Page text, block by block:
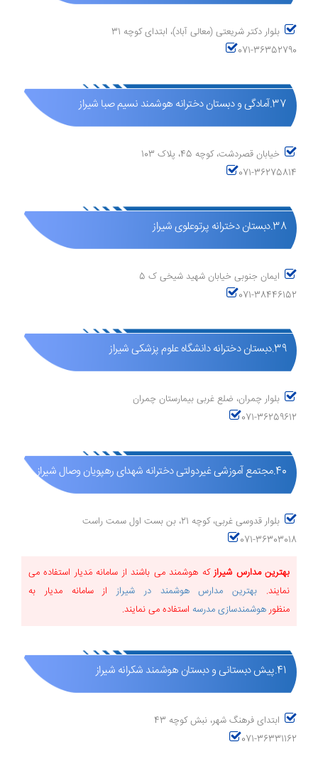
بلوار دکتر شریعتی (معالی آباد)، ابتدای کوچه 31
071-36352790
37.آمادگی و دبستان دخترانه هوشمند نسیم صبا شیراز
خیابان قصردشت، کوچه 45، پلاک 103
071-36275814
38.دبستان دخترانه پرتوعلوی شیراز
ایمان جنوبی خیابان شهید شیخی ک 5
071-38446152
39.دبستان دخترانه دانشگاه علوم پزشکی شیراز
بلوار چمران، ضلع غربی بیمارستان چمران
071-36259612
40.مجتمع آموزشی غیردولتی دخترانه شهدای رهپویان وصال شیراز
بلوار قدوسی غربی، کوچه 21، بن بست اول سمت راست
071-36303018
بهترین مدارس شیرازکه هوشمند می باشند از سامانه مَدیار استفاده می
نمایند. بهترین مدارس هوشمند در شیراز از سامانه مدیار به
منظور هوشمندسازی مدرسه استفاده می نمایند.
41.پیش دبستانی و دبستان هوشمند شکرانه شیراز
ابتدای فرهنگ شهر، نبش کوچه 43
071-36331162